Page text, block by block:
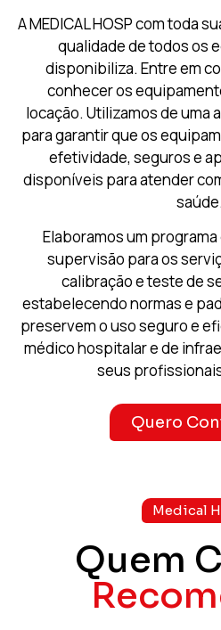
A MEDICAL HOSP com toda
qualidade de todos os
disponibiliza. Entre em
conhecer os
locação. Utilizamos de uma
para garantir que os
efetividade, seguros e
disponíveis para atender
saúde.
Elaboramos um
supervisão para os
calibração e teste de
estabelecendo normas e
preservem o uso seguro e
médico hospitalar e de
seus
Quero
Medical
Quem